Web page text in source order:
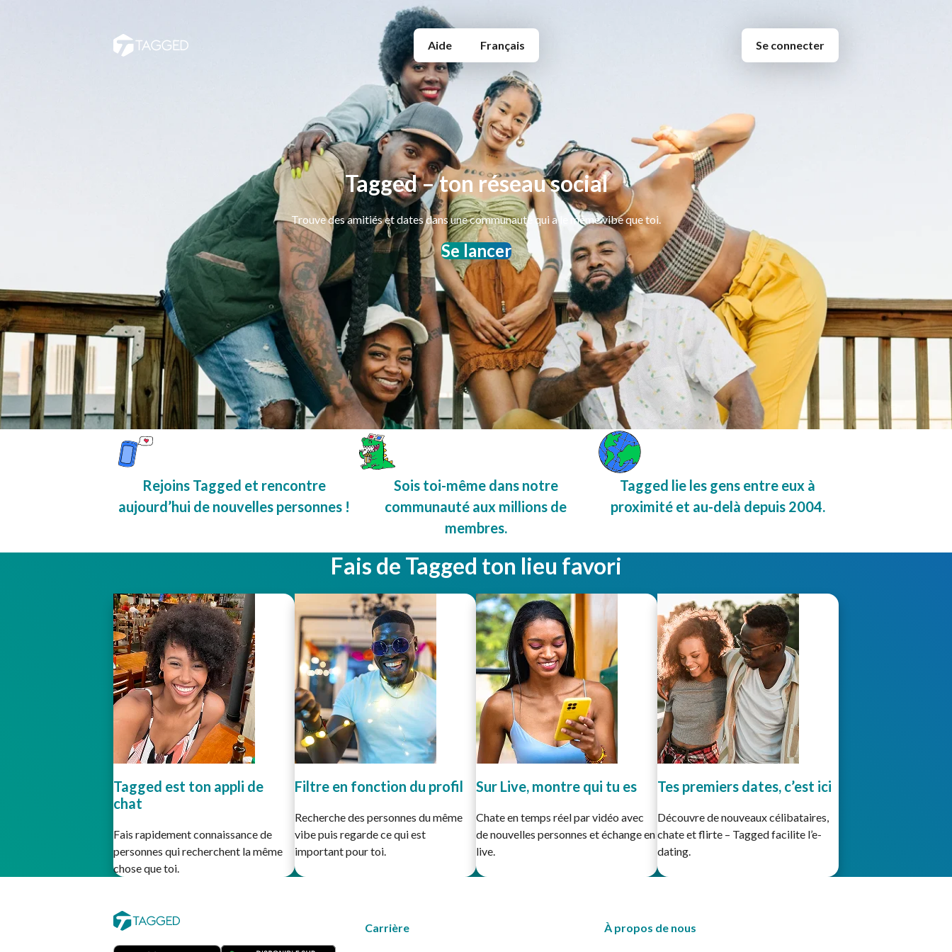
Se connecter
Aide Français
Tagged – ton réseau social
Trouve des amitiés et dates dans une communauté qui a le même vibe que toi.
Se lancer
Rejoins Tagged et rencontre
aujourd’hui de nouvelles personnes !
Sois toi-même dans notre
communauté aux millions de
membres.
Tagged lie les gens entre eux à
proximité et au-delà depuis 2004.
Fais de Tagged ton lieu favori
Tagged est ton appli de
chat
Fais rapidement connaissance de
personnes qui recherchent la même
chose que toi.
Filtre en fonction du profil
Recherche des personnes du même
vibe puis regarde ce qui est
important pour toi.
Sur Live, montre qui tu es
Chate en temps réel par vidéo avec
de nouvelles personnes et échange en
live.
Tes premiers dates, c’est ici
Découvre de nouveaux célibataires,
chate et flirte – Tagged facilite l’e-
dating.
Carrière À propos de nous